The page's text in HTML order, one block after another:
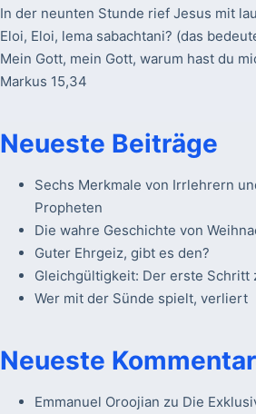
In der neunten Stunde rief Jesus mit
Eloi, Eloi, lema sabachtani? (das
Mein Gott, mein Gott, warum hast du
Markus 15,34
Neueste Beiträge
Sechs Merkmale von Irrlehrern
Propheten
Die wahre Geschichte von
Guter Ehrgeiz, gibt es den?
Gleichgültigkeit: Der erste Schritt
Wer mit der Sünde spielt, verliert
Neueste
Emmanuel Oroojian zu Die